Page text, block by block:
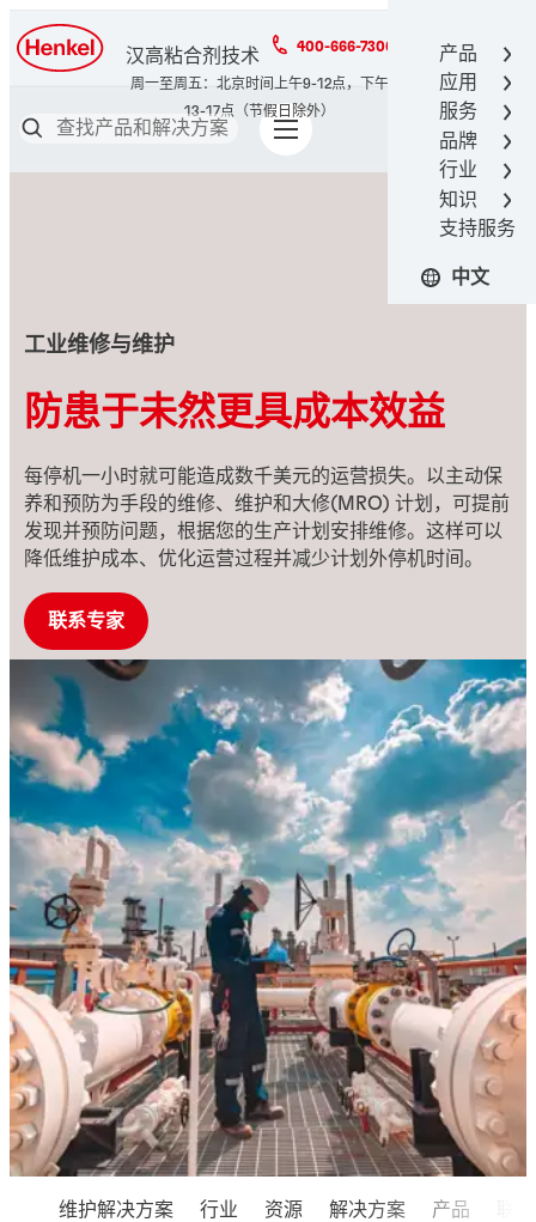
产品
应用
服务
品牌
行业
知识
支持服务
中文
汉高粘合剂技术 400-666-7306
工业维修与维护
防患于未然更具成本效益
每停机一小时就可能造成数千美元的运营损失。以主动保
养和预防为手段的维修、维护和大修(MRO) 计划，可提前
发现并预防问题，根据您的生产计划安排维修。这样可以
降低维护成本、优化运营过程并减少计划外停机时间。
联系专家
维护解决方案 行业 资源 解决方案 产品